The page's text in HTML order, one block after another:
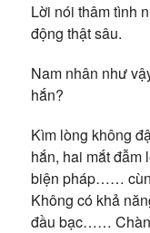
Lời nói thâm tình
động thật sâu.
Nam nhân như
hắn?
Kìm lòng không
hắn, hai mắt đẫm
biện pháp……
Không có khả
đầu bạc……